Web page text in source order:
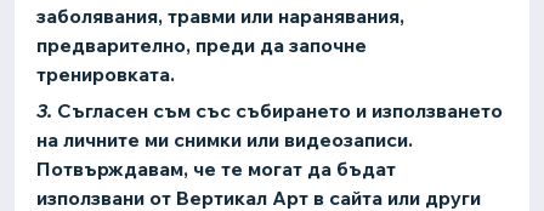
заболявания, травми или наранявания,
предварително, преди да започне
тренировката.
3. Съгласен съм със събирането и използването
на личните ми снимки или видеозаписи.
Потвърждавам, че те могат да бъдат
използвани от Вертикал Арт в сайта или други